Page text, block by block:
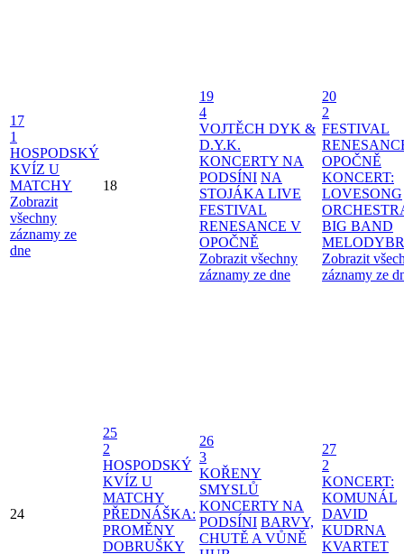
17
1
HOSPODSKÝ
KVÍZ U
MATCHY
Zobrazit
všechny
záznamy ze
dne
18
19
4
VOJTĚCH DYK &
D.Y.K.
KONCERTY NA
PODSÍNI NA
STOJÁKA LIVE
FESTIVAL
RENESANCE V
OPOČNĚ
Zobrazit všechny
záznamy ze dne
20
2
FESTIVAL
OPOČNĚ
KONCERT:
LOVESONG
BIG BAND
Zobrazit
záznamy ze
24
25
2
HOSPODSKÝ
KVÍZ U
MATCHY
PŘEDNÁŠKA:
PROMĚNY
DOBRUŠKY
26
3
KOŘENY
SMYSLŮ
KONCERTY NA
PODSÍNI BARVY,
CHUTĚ A VŮNĚ
27
2
KONCERT:
KOMUNÁL
DAVID
KUDRNA
KVARTET